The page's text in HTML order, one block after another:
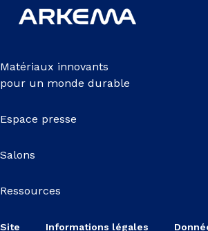
Matériaux innovants
pour un monde durable
Espace presse
Salons
Ressources
Site Informations légales